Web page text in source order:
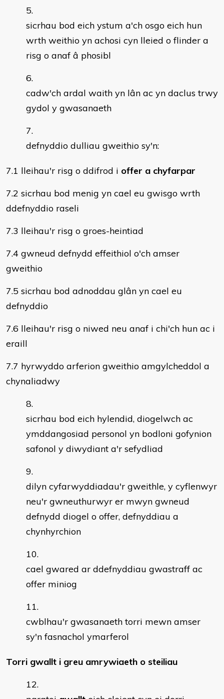
sicrhau bod eich ystum a'ch osgo eich hun
wrth weithio yn achosi cyn lleied o flinder a
risg o anaf â phosibl
cadw'ch ardal waith yn lân ac yn daclus trwy
gydol y gwasanaeth
defnyddio dulliau gweithio sy'n:
7.1 lleihau'r risg o ddifrod i offer a chyfarpar
7.2 sicrhau bod menig yn cael eu gwisgo wrth
ddefnyddio raseli
7.3 lleihau'r risg o groes-heintiad
7.4 gwneud defnydd effeithiol o'ch amser
gweithio
7.5 sicrhau bod adnoddau glân yn cael eu
defnyddio
7.6 lleihau'r risg o niwed neu anaf i chi'ch hun ac i
eraill
7.7 hyrwyddo arferion gweithio amgylcheddol a
chynaliadwy
sicrhau bod eich hylendid, diogelwch ac
ymddangosiad personol yn bodloni gofynion
safonol y diwydiant a'r sefydliad
dilyn cyfarwyddiadau'r gweithle, y cyflenwyr
neu'r gwneuthurwyr er mwyn gwneud
defnydd diogel o offer, defnyddiau a
chynhyrchion
cael gwared ar ddefnyddiau gwastraff ac
offer miniog
cwblhau'r gwasanaeth torri mewn amser
sy'n fasnachol ymarferol
Torri gwallt i greu amrywiaeth o steiliau